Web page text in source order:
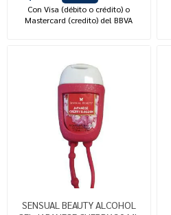
Con Visa (débito o crédito) o
Mastercard (credito) del BBVA
SENSUAL BEAUTY ALCOHOL